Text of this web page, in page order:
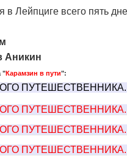
в Лейпциге всего пять
Аникин
"Карамзин в пути":